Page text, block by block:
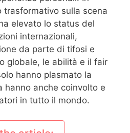
trasformativo sulla scena
elevato lo status del
internazionali,
da parte di tifosi e
globale, le abilità e il fair
hanno plasmato la
hanno anche coinvolto e
in tutto il mondo.